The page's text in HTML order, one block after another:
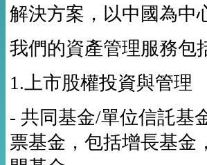
解決方案，以中國為中
我們的資產管理服務包
1.上市股權投資與管理
- 共同基金/單位信託基
票基金，包括增長基金